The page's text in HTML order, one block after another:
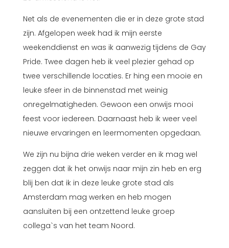
Net als de evenementen die er in deze grote stad
zijn. Afgelopen week had ik mijn eerste
weekenddienst en was ik aanwezig tijdens de Gay
Pride. Twee dagen heb ik veel plezier gehad op
twee verschillende locaties. Er hing een mooie en
leuke sfeer in de binnenstad met weinig
onregelmatigheden. Gewoon een onwijs mooi
feest voor iedereen. Daarnaast heb ik weer veel
nieuwe ervaringen en leermomenten opgedaan.
We zijn nu bijna drie weken verder en ik mag wel
zeggen dat ik het onwijs naar mijn zin heb en erg
blij ben dat ik in deze leuke grote stad als
Amsterdam mag werken en heb mogen
aansluiten bij een ontzettend leuke groep
collega`s van het team Noord.